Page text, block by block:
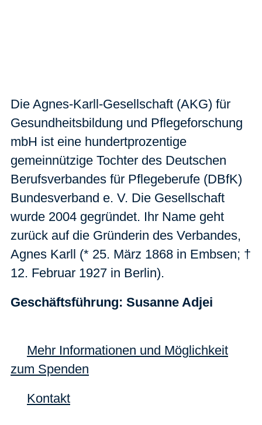
Die Agnes-Karll-Gesellschaft (AKG) für
Gesundheitsbildung und Pflegeforschung
mbH ist eine hundertprozentige
gemeinnützige Tochter des Deutschen
Berufsverbandes für Pflegeberufe (DBfK)
Bundesverband e. V. Die Gesellschaft
wurde 2004 gegründet. Ihr Name geht
zurück auf die Gründerin des Verbandes,
Agnes Karll (* 25. März 1868 in Embsen; †
12. Februar 1927 in Berlin).
Geschäftsführung: Susanne Adjei
Mehr Informationen und Möglichkeit
zum Spenden
Kontakt